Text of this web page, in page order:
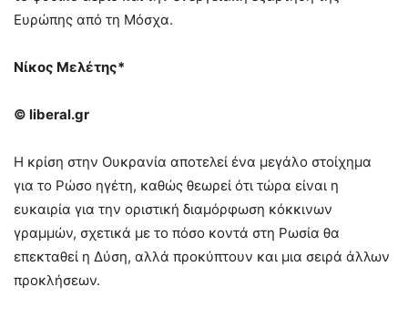
Ευρώπης από τη Μόσχα.
Νίκος Μελέτης*
© liberal.gr
Η κρίση στην Ουκρανία αποτελεί ένα μεγάλο στοίχημα
για το Ρώσο ηγέτη, καθώς θεωρεί ότι τώρα είναι η
ευκαιρία για την οριστική διαμόρφωση κόκκινων
γραμμών, σχετικά με το πόσο κοντά στη Ρωσία θα
επεκταθεί η Δύση, αλλά προκύπτουν και μια σειρά άλλων
προκλήσεων.